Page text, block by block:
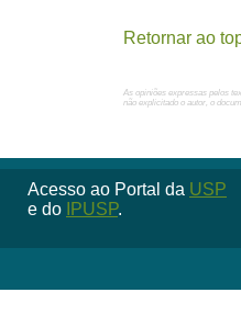
Retornar ao
As opiniões expressas pelos
não explicitado o autor, o
Acesso ao Portal da USP
e do
IPUSP.